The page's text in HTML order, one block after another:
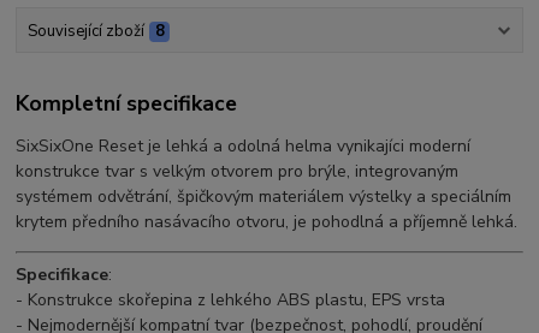
Související zboží 8
Kompletní specifikace
SixSixOne Reset je lehká a odolná helma vynikajíci moderní
konstrukce tvar s velkým otvorem pro brýle, integrovaným
systémem odvětrání, špičkovým materiálem výstelky a speciálním
krytem předního nasávacího otvoru, je pohodlná a příjemně lehká.
Specifikace:
- Konstrukce skořepina z lehkého ABS plastu, EPS vrsta
- Nejmodernější kompatní tvar (bezpečnost, pohodlí, proudění